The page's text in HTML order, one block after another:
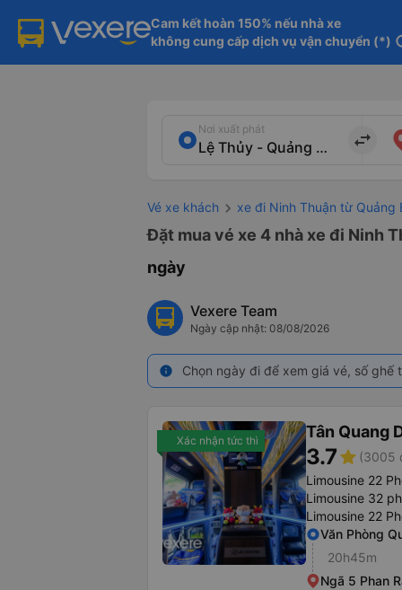
Cam kết hoàn 150% nếu nhà xe
không cung cấp dịch vụ vận chuyển (*)
Nơi xuất phát
import_export
Vé xe khách xe đi Ninh Thuận từ Quảng
Đặt mua vé xe 4 nhà xe đi Ninh
ngày
Vexere Team
Ngày cập nhật: 08/08/2026
info Chọn ngày đi để xem giá vé, số
Xác nhận tức thì Tân Quang
3.7star (3005
Limousine 22
Limousine 32
Limousine 22
Văn Phòng
20h45m
Ngã 5 Phan